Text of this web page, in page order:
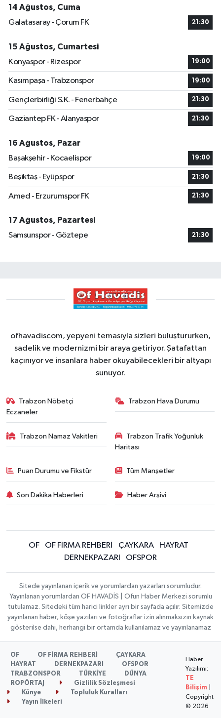
14 Ağustos, Cuma
Galatasaray - Çorum FK
21:30
15 Ağustos, Cumartesi
Konyaspor - Rizespor
19:00
Kasımpaşa - Trabzonspor 19:00
Gençlerbirliği S.K. - Fenerbahçe 21:30
Gaziantep FK - Alanyaspor 21:30
16 Ağustos, Pazar
Başakşehir - Kocaelispor
19:00
Beşiktaş - Eyüpspor 21:30
Amed - Erzurumspor FK 21:30
17 Ağustos, Pazartesi
Samsunspor - Göztepe
21:30
ofhavadiscom, yepyeni temasıyla sizleri buluştururken,
sadelik ve modernizmi bir araya getiriyor. Şatafattan
kaçınıyor ve insanlara haber okuyabilecekleri bir altyapı
sunuyor.
Trabzon Nöbetçi
Eczaneler
Trabzon Hava Durumu
Trabzon Namaz Vakitleri
Trabzon Trafik Yoğunluk
Haritası
Puan Durumu ve Fikstür Tüm Manşetler
Son Dakika Haberleri Haber Arşivi
OF OF FİRMA REHBERİ ÇAYKARA
HAYRAT
DERNEKPAZARI
OFSPOR
Sitede yayınlanan içerik ve yorumlardan yazarları sorumludur.
Yayınlanan yorumlardan OF HAVADİS | Ofun Haber Merkezi sorumlu
tutulamaz. Sitedeki tüm harici linkler ayrı bir sayfada açılır. Sitemizde
yayınlanan haber, köşe yazıları ve fotoğraflar izin alınmaksızın kaynak
gösterilse dahi, herhangi bir ortamda kullanılamaz ve yayınlanamaz
OF OF FİRMA REHBERİ
ÇAYKARA
HAYRAT
DERNEKPAZARI
OFSPOR
TRABZONSPOR
TÜRKİYE
DÜNYA
ROPÖRTAJ
Gizlilik Sözleşmesi
Künye
Topluluk Kuralları
Yayın İlkeleri
Haber
Yazılımı:
TE
Bilişim
Copyright
© 2026